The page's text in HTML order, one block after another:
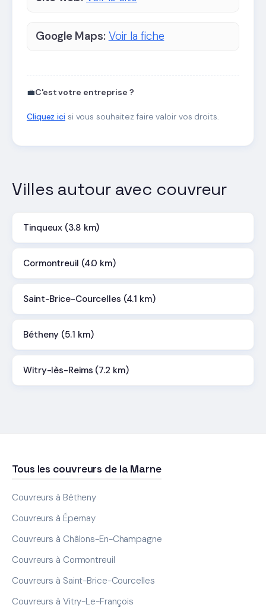
Google Maps: Voir la fiche
💼C'est votre entreprise ?
Cliquez icisi vous souhaitez faire valoir vos droits.
Villes autour avec couvreur
Tinqueux (3.8 km)
Cormontreuil (4.0 km)
Saint-Brice-Courcelles (4.1 km)
Bétheny (5.1 km)
Witry-lès-Reims (7.2 km)
Tous les couvreurs de la Marne
Couvreurs à Bétheny
Couvreurs à Épernay
Couvreurs à Châlons-En-Champagne
Couvreurs à Cormontreuil
Couvreurs à Saint-Brice-Courcelles
Couvreurs à Vitry-Le-François